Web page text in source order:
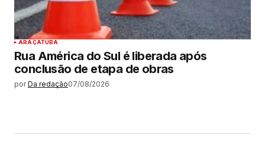
ARAÇATUBA
Rua América do Sul é liberada após
conclusão de etapa de obras
por Da redação07/08/2026